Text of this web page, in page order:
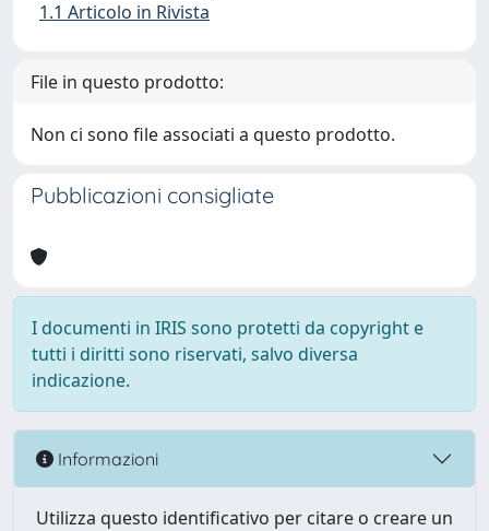
1.1 Articolo in Rivista
File in questo prodotto:
Non ci sono file associati a questo prodotto.
Pubblicazioni consigliate
I documenti in IRIS sono protetti da copyright e
tutti i diritti sono riservati, salvo diversa
indicazione.
Informazioni
Utilizza questo identificativo per citare o creare un